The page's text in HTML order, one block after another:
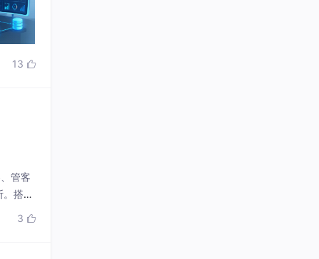
13 
管客
搭载
3 